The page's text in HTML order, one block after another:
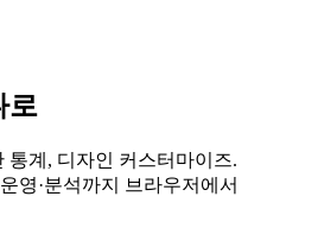
로
통계, 디자인 커스터마이즈.
영·분석까지 브라우저에서